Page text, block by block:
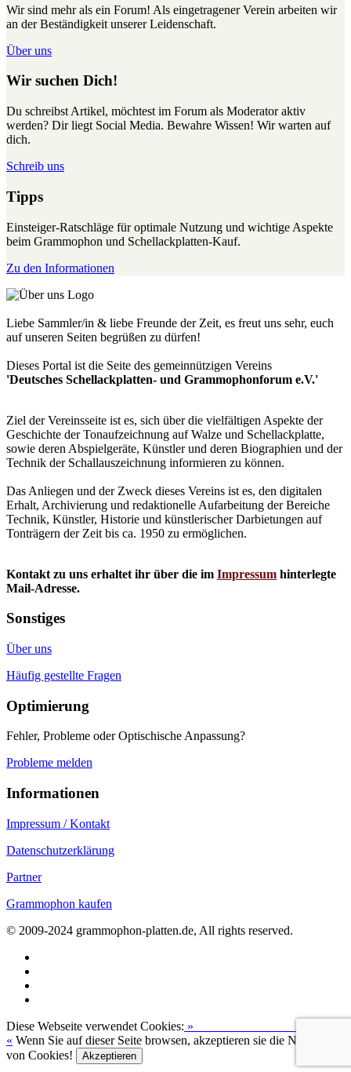
Wir sind mehr als ein Forum! Als eingetragener Verein arbeiten wir
an der Beständigkeit unserer Leidenschaft.
Über uns
Wir suchen Dich!
Du schreibst Artikel, möchtest im Forum als Moderator aktiv
werden? Dir liegt Social Media. Bewahre Wissen! Wir warten auf
dich.
Schreib uns
Tipps
Einsteiger-Ratschläge für optimale Nutzung und wichtige Aspekte
beim Grammophon und Schellackplatten-Kauf.
Zu den Informationen
Liebe Sammler/in & liebe Freunde der Zeit, es freut uns sehr, euch
auf unseren Seiten begrüßen zu dürfen!
Dieses Portal ist die Seite des gemeinnützigen Vereins
'Deutsches Schellackplatten- und Grammophonforum e.V.'
Ziel der Vereinsseite ist es, sich über die vielfältigen Aspekte der
Geschichte der Tonaufzeichnung auf Walze und Schellackplatte,
sowie deren Abspielgeräte, Künstler und deren Biographien und der
Technik der Schallauszeichnung informieren zu können.
Das Anliegen und der Zweck dieses Vereins ist es, den digitalen
Erhalt, Archivierung und redaktionelle Aufarbeitung der Bereiche
Technik, Künstler, Historie und künstlerischer Darbietungen auf
Tonträgern der Zeit bis ca. 1950 zu ermöglichen.
Kontakt zu uns erhaltet ihr über die im Impressum hinterlegte
Mail-Adresse.
Sonstiges
Über uns
Häufig gestellte Fragen
Optimierung
Fehler, Probleme oder Optischische Anpassung?
Probleme melden
Informationen
Impressum / Kontakt
Datenschutzerklärung
Partner
Grammophon kaufen
© 2009-2024 grammophon-platten.de, All rights reserved.
Diese Webseite verwendet Cookies: »
« Wenn Sie auf dieser Seite browsen, akzeptieren sie die Nutzung
von Cookies!
Akzeptieren